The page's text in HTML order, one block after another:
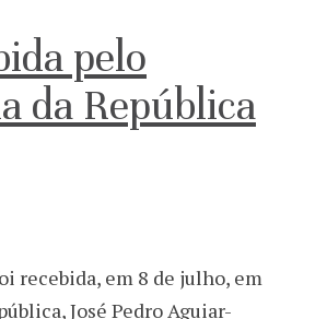
pelo
da República
recebida, em 8 de julho, em
José Pedro Aguiar-